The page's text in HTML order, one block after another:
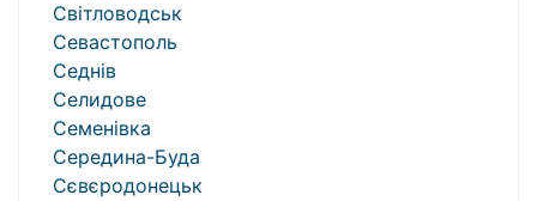
Світловодськ
Севастополь
Седнів
Селидове
Семенівка
Середина-Буда
Сєвєродонецьк